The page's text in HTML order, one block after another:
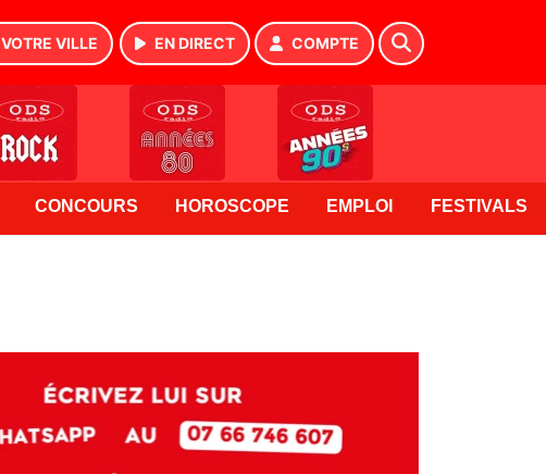
VOTRE VILLE EN DIRECT COMPTE
CONCOURS HOROSCOPE EMPLOI FESTIVALS